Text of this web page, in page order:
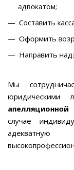
адвокатом;
Составить
Оформить
Направить
Мы
юридическими
случае